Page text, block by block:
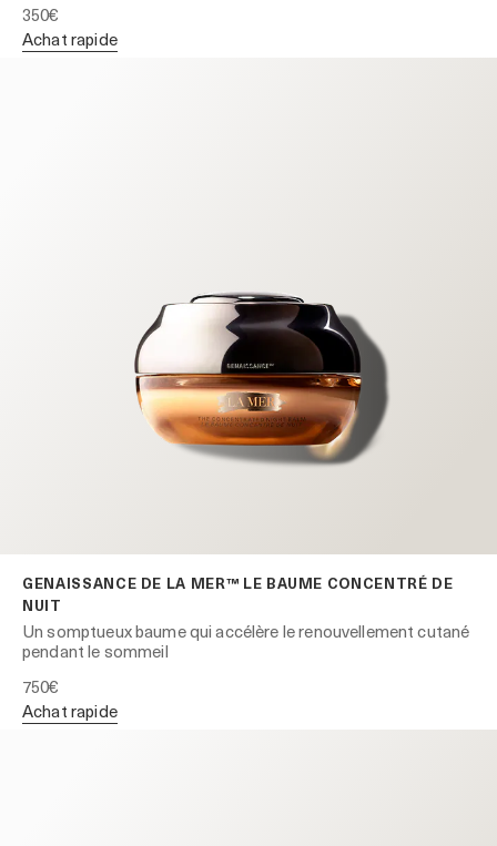
350€
achat rapide
GENAISSANCE DE LA MER™ LE BAUME CONCENTRÉ DE
NUIT
Un somptueux baume qui accélère le renouvellement cutané
pendant le sommeil
750€
achat rapide